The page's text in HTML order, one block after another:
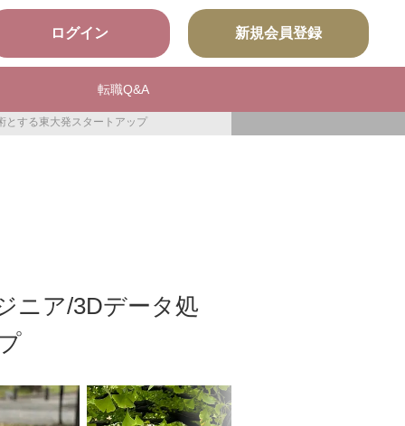
ログイン 新規会員登録
転職Q&A
とする東大発スタートアップ
ニア/3Dデータ処